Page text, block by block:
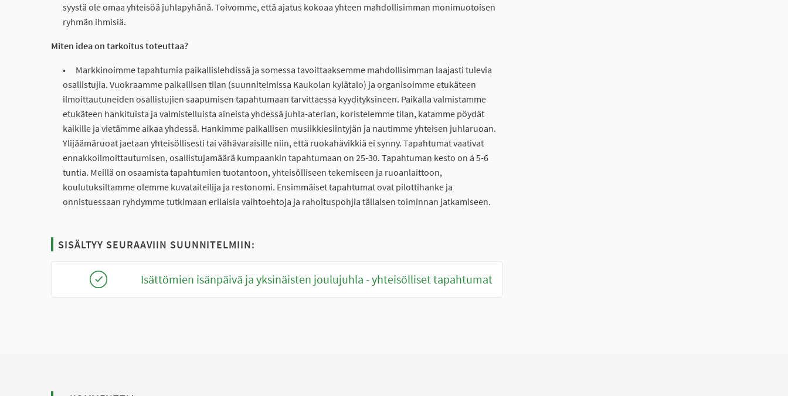
syystä ole omaa yhteisöä juhlapyhänä. Toivomme, että ajatus kokoaa yhteen mahdollisimman monimuotoisen
ryhmän ihmisiä.
Miten idea on tarkoitus toteuttaa?
Markkinoimme tapahtumia paikallislehdissä ja somessa tavoittaaksemme mahdollisimman laajasti tulevia
osallistujia. Vuokraamme paikallisen tilan (suunnitelmissa Kaukolan kylätalo) ja organisoimme etukäteen
ilmoittautuneiden osallistujien saapumisen tapahtumaan tarvittaessa kyydityksineen. Paikalla valmistamme
etukäteen hankituista ja valmistelluista aineista yhdessä juhla-aterian, koristelemme tilan, katamme pöydät
kaikille ja vietämme aikaa yhdessä. Hankimme paikallisen musiikkiesiintyjän ja nautimme yhteisen juhlaruoan.
Ylijäämäruoat jaetaan yhteisöllisesti tai vähävaraisille niin, että ruokahävikkiä ei synny. Tapahtumat vaativat
ennakkoilmoittautumisen, osallistujamäärä kumpaankin tapahtumaan on 25-30. Tapahtuman kesto on á 5-6
tuntia. Meillä on osaamista tapahtumien tuotantoon, yhteisölliseen tekemiseen ja ruoanlaittoon,
koulutuksiltamme olemme kuvataiteilija ja restonomi. Ensimmäiset tapahtumat ovat pilottihanke ja
onnistuessaan ryhdymme tutkimaan erilaisia vaihtoehtoja ja rahoituspohjia tällaisen toiminnan jatkamiseen.
SISÄLTYY SEURAAVIIN SUUNNITELMIIN:
Isättömien isänpäivä ja yksinäisten joulujuhla - yhteisölliset tapahtumat